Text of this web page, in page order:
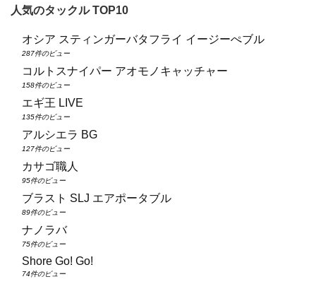
人気のタックル TOP10
オシア スティンガーバタフライ イージーぺブル
287件のビュー
コルトスナイパー アオモノキャッチャー
158件のビュー
エギ王 LIVE
135件のビュー
アルシエラ BG
127件のビュー
カサゴ職人
95件のビュー
ブラスト SLJ エアポータブル
89件のビュー
ナノラバ
75件のビュー
Shore Go! Go!
74件のビュー